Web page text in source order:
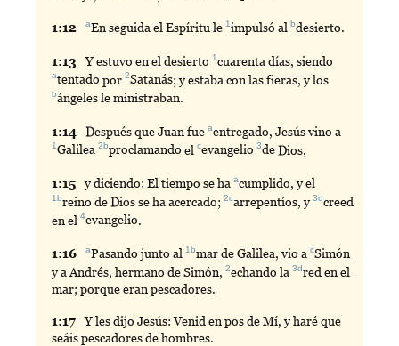
1:12 aEnseguida el Espíritu le1impulsó albdesierto.
1:13 Yestuvo en el desierto1cuarenta días, siendo
atentado por2Satanás; y estaba con las fieras, y los
bángelesle ministraban.
1:14 Despuésque Juan fueaentregado, Jesús vino a
1Galilea 2bproclamando elcevangelio 3deDios,
1:15 ydiciendo: El tiempo se haacumplido, y el
1breino de Dios se ha acercado;2carrepentíos, y3dcreed
en el4evangelio.
1:16 aPasando junto al1bmarde Galilea, vio acSimón
y a Andrés, hermano de Simón,2echando la3dred en el
mar; porque eran pescadores.
1:17 Yles dijo Jesús: Venid en pos de Mí, y haré que
seáis pescadores de hombres.